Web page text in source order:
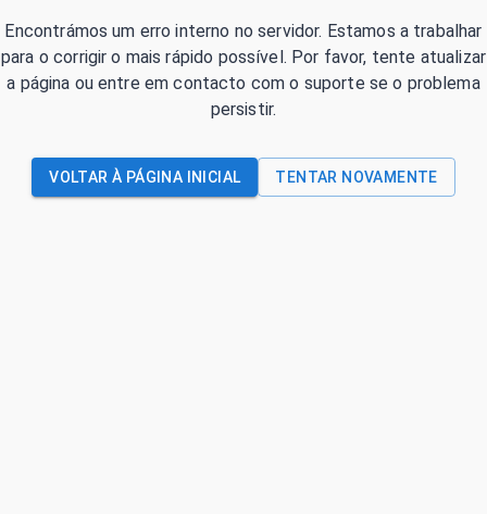
Encontrámos um erro interno no servidor. Estamos a trabalhar
para o corrigir o mais rápido possível. Por favor, tente atualizar
a página ou entre em contacto com o suporte se o problema
persistir.
VOLTAR À PÁGINA INICIAL TENTAR NOVAMENTE